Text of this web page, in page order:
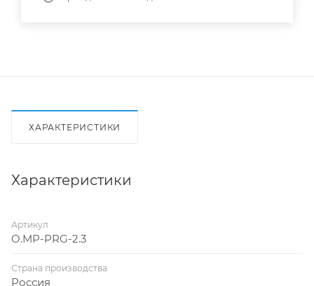
ХАРАКТЕРИСТИКИ
Характеристики
Артикул
O.MP-PRG-2.3
Страна производства
Россия